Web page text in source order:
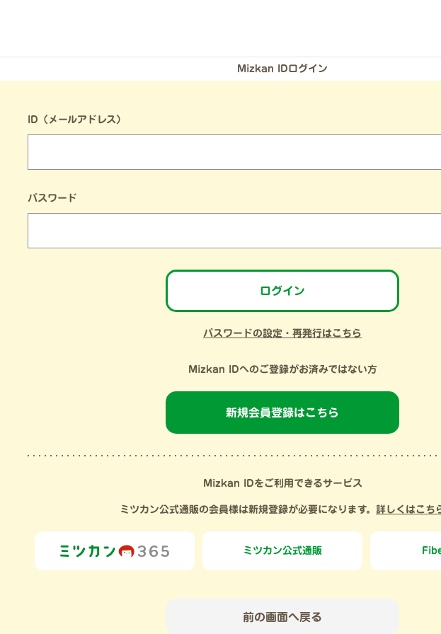
Mizkan IDログイン
ID（メールアドレス）
パスワード
ログイン
パスワードの設定・再発行はこちら
Mizkan IDへのご登録がお済みではない方
新規会員登録はこちら
Mizkan IDをご利用できるサービス
ミツカン公式通販の会員様は新規登録が必要になります。 詳しくはこち
ミツカン公式通販
前の画面へ戻る